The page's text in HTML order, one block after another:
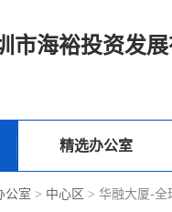
市海裕投资发
精选办公室
公室 > 中心区 > 华融大厦-全